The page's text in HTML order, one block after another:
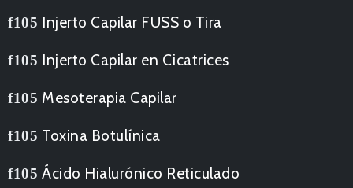
Injerto Capilar FUSS o Tira
Injerto Capilar en Cicatrices
Mesoterapia Capilar
Toxina Botulínica
Ácido Hialurónico Reticulado